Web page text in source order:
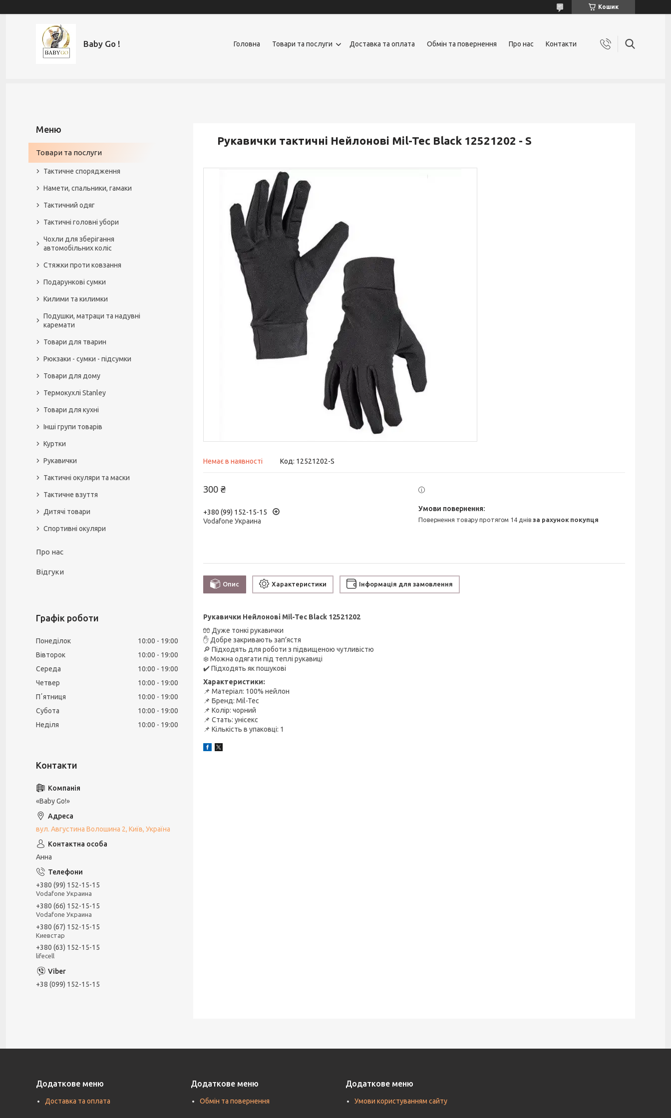
Кошик
Baby Go ! Головна Товари та послуги Доставка та оплата Обмін та повернення Про нас Контакти
Рукавички тактичні Нейлонові Mil-Tec Black 12521202 - S
Немає в наявності Код: 12521202-S
300 ₴
+380 (99) 152-15-15
Vodafone Украина
повернення товару протягом 14 днівза рахунок покупця
Опис Характеристики Інформація для замовлення
Рукавички Нейлонові Mil-Tec Black 12521202
🧤 Дуже тонкі рукавички
✋ Добре закривають зап’ястя
🔎 Підходять для роботи з підвищеною чутливістю
❄️ Можна одягати під теплі рукавиці
✔️ Підходять як пошукові
Характеристики:
📌 Матеріал: 100% нейлон
📌 Бренд: Mil-Tec
📌 Колір: чорний
📌 Стать: унісекс
📌 Кількість в упаковці: 1
Товари та послуги
Тактичне спорядження
Намети, спальники, гамаки
Тактичний одяг
Тактичні головні убори
Чохли для зберігання
автомобільних коліс
Стяжки проти ковзання
Подарункові сумки
Килими та килимки
Подушки, матраци та надувні
каремати
Товари для тварин
Рюкзаки - сумки - підсумки
Товари для дому
Термокухлі Stanley
Товари для кухні
Інші групи товарів
Куртки
Рукавички
Тактичні окуляри та маски
Тактичне взуття
Дитячі товари
Спортивні окуляри
Про нас
Відгуки
Графік роботи
Понеділок 10:00
19:00
Вівторок
10:00
19:00
Середа
10:00
19:00
Четвер
10:00
19:00
Пʼятниця
10:00
19:00
Субота
10:00
19:00
Неділя
10:00 19:00
«Baby Go!»
вул. Августина Волошина 2, Київ, Україна
Анна
+380 (99) 152-15-15
Vodafone Украина
+380 (66) 152-15-15
Vodafone Украина
+380 (67) 152-15-15
Киевстар
+380 (63) 152-15-15
lifecell
+38 (099) 152-15-15
Додаткове меню
Доставка та оплата
Додаткове меню
Обмін та повернення
Додаткове меню
Умови користуванням сайту